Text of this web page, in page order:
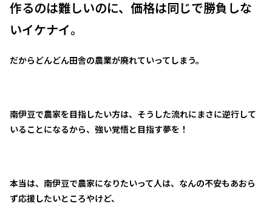
作るのは難しいのに、価格は同じで勝負しな
いイケナイ。
だからどんどん田舎の農業が廃れていってしまう。
南伊豆で農家を目指したい方は、そうした流れにまさに逆行して
いることになるから、強い覚悟と目指す夢を！
本当は、南伊豆で農家になりたいって人は、なんの不安もあおら
ず応援したいところやけど、